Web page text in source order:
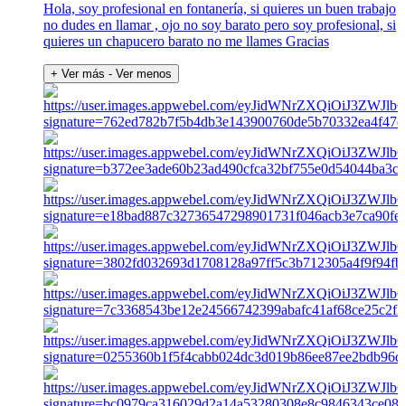
Hola, soy profesional en fontanería, si quieres un buen trabajo
no dudes en llamar , ojo no soy barato pero soy profesional, si
quieres un chapucero barato no me llames Gracias
+ Ver más - Ver menos